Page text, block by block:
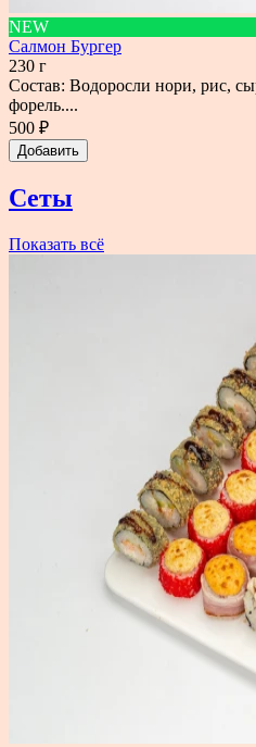
NEW
Салмон Бургер
230 г
Состав: Водоросли нори, рис,
форель....
500 ₽
Добавить
Сеты
Показать всё